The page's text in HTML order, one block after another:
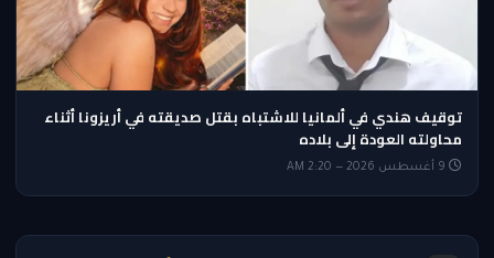
توقيف هندي في ألمانيا للاشتباه بقتل صديقته في أريزونا أثناء
محاولته العودة إلى بلاده